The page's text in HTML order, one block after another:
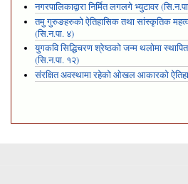
नगरपालिकाद्वारा निर्मित लगलगे भ्युटावर
तमु गुरुङहरुको ऐतिहासिक तथा सांस्कृतिक महत्व
(सि.न.पा. ४)
युगकवि सिद्धिचरण श्रेष्ठको जन्म थलोमा
(सि.न.पा. १२)
संरक्षित अवस्थामा रहेको ओखल आकारको